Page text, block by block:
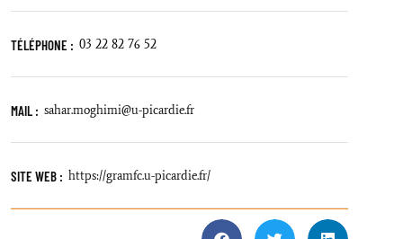
TÉLÉPHONE : 03 22 82 76 52
MAIL : sahar.moghimi@u-picardie.fr
SITE WEB : https://gramfc.u-picardie.fr/